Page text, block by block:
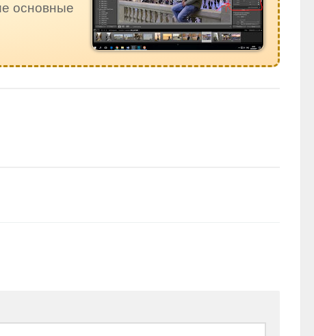
основные